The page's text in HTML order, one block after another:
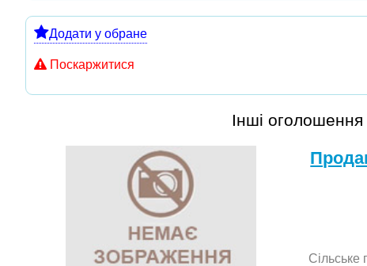
Додати у обране
Поскаржитися
Інші
Сільське